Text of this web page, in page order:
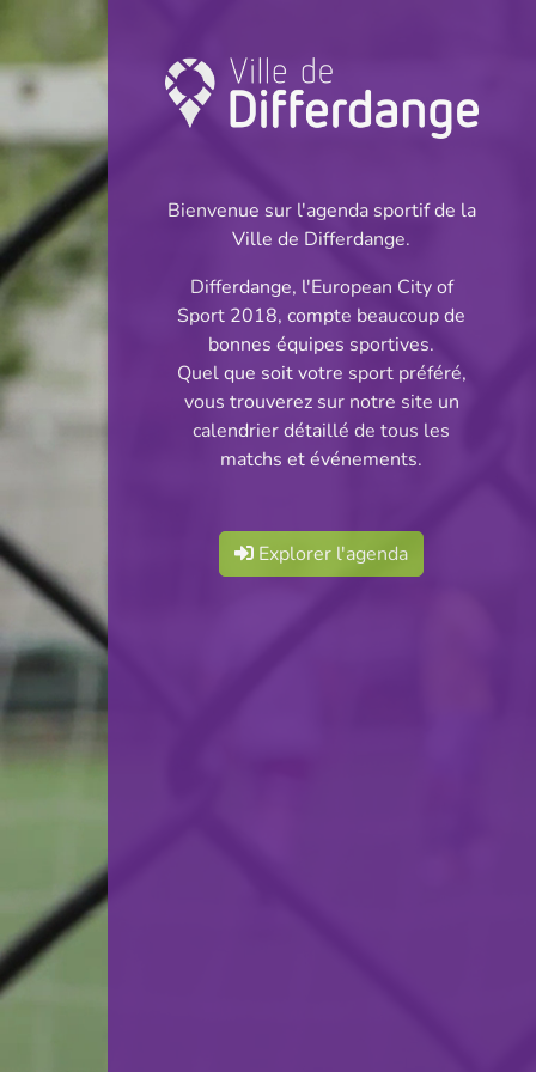
Coupe: Football
INFOS
09.09.2025
20:00
Stade Thillenberg
Partager
Coupe des Seniors
Réserves - tour préliminaire
Bienvenue sur l'agenda sportif de la
Ville de Differdange.
Differdange, l'European City of
Sport 2018, compte beaucoup de
bonnes équipes sportives.
Quel que soit votre sport préféré,
vous trouverez sur notre site un
calendrier détaillé de tous les
matchs et événements.
Explorer l'agenda